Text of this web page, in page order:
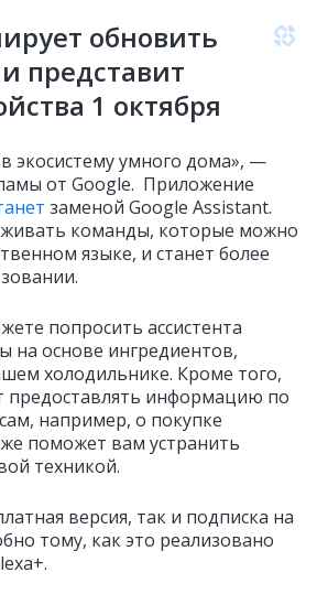
обновить
представит
1 октября
экосистему умного дома», —
от Google. Приложение
заменой Google Assistant.
команды, которые можно
языке, и станет более
попросить ассистента
на основе ингредиентов,
холодильнике. Кроме того,
предоставлять информацию по
например, о покупке
поможет вам устранить
техникой.
версия, так и подписка на
тому, как это реализовано